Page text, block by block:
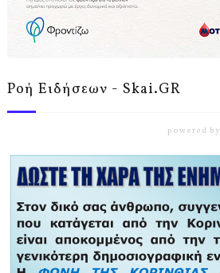
Ροή Ειδήσεων - Skai.GR
powered by